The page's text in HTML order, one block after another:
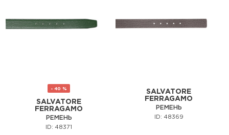
- 40 %
SALVATORE
FERRAGAMO
РЕМЕНЬ
ID: 48371
SALVATORE
FERRAGAMO
РЕМЕНЬ
ID: 48369